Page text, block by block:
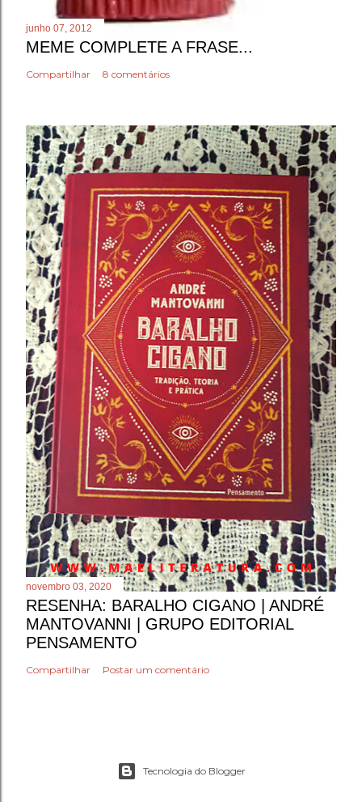
junho 07, 2012
MEME COMPLETE A FRASE...
Compartilhar 8 comentários
novembro 03, 2020
RESENHA: BARALHO CIGANO | ANDRÉ
MANTOVANNI | GRUPO EDITORIAL
PENSAMENTO
Compartilhar Postar um comentário
Tecnologia do Blogger